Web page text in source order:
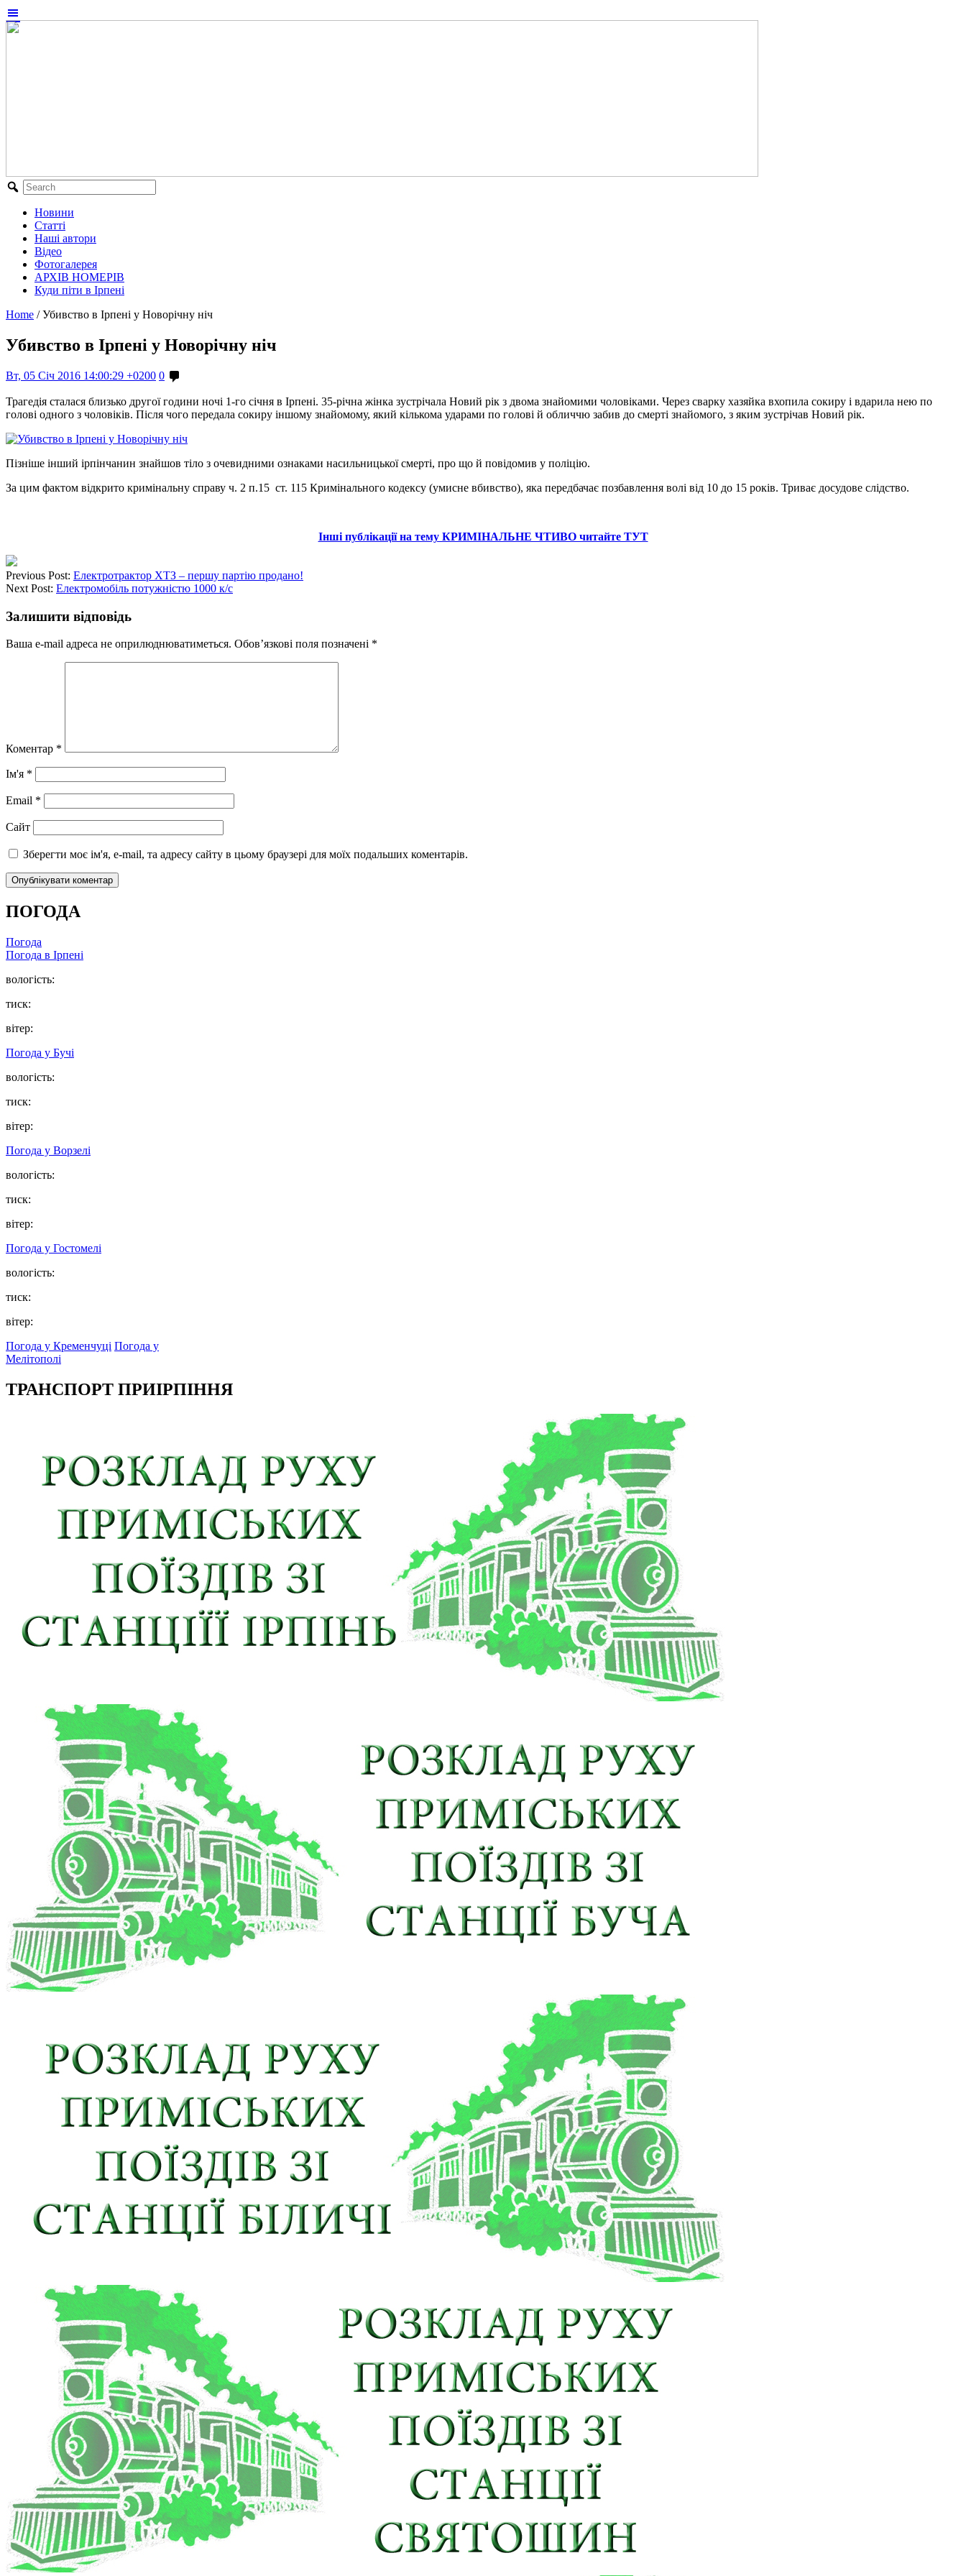
Новини
Статті
Наші автори
Відео
Фотогалерея
АРХІВ НОМЕРІВ
Куди піти в Ірпені
Home / Убивство в Ірпені у Новорічну ніч
Убивство в Ірпені у Новорічну ніч
Вт, 05 Січ 2016 14:00:29 +0200 0
Трагедія сталася близько другої години ночі 1-го січня в Ірпені. 35-річна жінка зустрічала Новий рік з двома знайомими чоловіками. Через сварку хазяйка вхопила сокиру і вдарила нею по
голові одного з чоловіків. Після чого передала сокиру іншому знайомому, який кількома ударами по голові й обличчю забив до смерті знайомого, з яким зустрічав Новий рік.
Пізніше інший ірпінчанин знайшов тіло з очевидними ознаками насильницької смерті, про що й повідомив у поліцію.
За цим фактом відкрито кримінальну справу ч. 2 п.15 ст. 115 Кримінального кодексу (умисне вбивство), яка передбачає позбавлення волі від 10 до 15 років. Триває досудове слідство.
Інші публікації на тему КРИМІНАЛЬНЕ ЧТИВО читайте ТУТ
Previous Post: Електротрактор ХТЗ – першу партію продано!
Next Post: Електромобіль потужністю 1000 к/с
Залишити відповідь
Ваша e-mail адреса не оприлюднюватиметься. Обов’язкові поля позначені *
Коментар *
Ім'я *
Email *
Сайт
Зберегти моє ім'я, e-mail, та адресу сайту в цьому браузері для моїх подальших коментарів.
ПОГОДА
Погода
Погода в Ірпені
вологість:
тиск:
вітер:
Погода у Бучі
вологість:
тиск:
вітер:
Погода у Ворзелі
вологість:
тиск:
вітер:
Погода у Гостомелі
вологість:
тиск:
вітер:
Погода у Кременчуці Погода у
Мелітополі
ТРАНСПОРТ ПРИІРПІННЯ